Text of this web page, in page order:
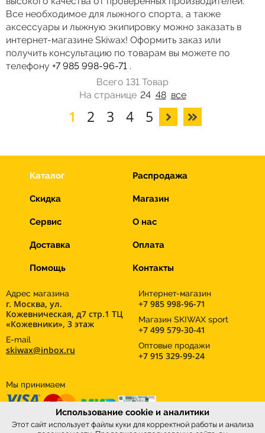
Все необходимое для лыжного спорта, а также
аксессуары и лыжную экипировку можно заказать в
интернет-магазине Skiwax! Оформить заказ или
получить консультацию по товарам вы можете по
телефону +7 985 998-96-71 .
1 2 3 4 5
Всего 131 Товар
На странице 24 48 все
Каталог Распродажа
Скидка Магазин
Сервис О нас
Доставка Оплата
Помощь Контакты
Адрес магазина
г. Москва, ул.
Кожевническая, д7 стр.1 ТЦ
«Кожевники», 3 этаж
E-mail
skiwax@inbox.ru
Интернет-магазин
+7 985 998-96-71
Магазин SKIWAX sport
+7 499 579-30-41
Оптовые продажи
+7 915 329-99-24
Мы принимаем
Использование cookie и аналитики
Этот сайт использует файлы куки для корректной работы и анализа